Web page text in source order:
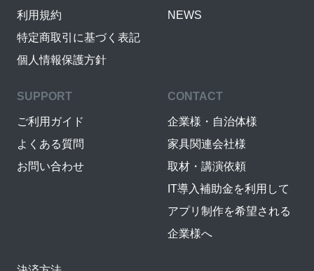
利用規約
特定商取引に基づく表記
個人情報保護方針
NEWS
SUPPORT
ご利用ガイド
よくある質問
お問い合わせ
CONTACT
企業様・自治体様
家具関連会社様
取材・講演依頼
IT導入補助金を利用して
アプリ制作を希望される
企業様へ